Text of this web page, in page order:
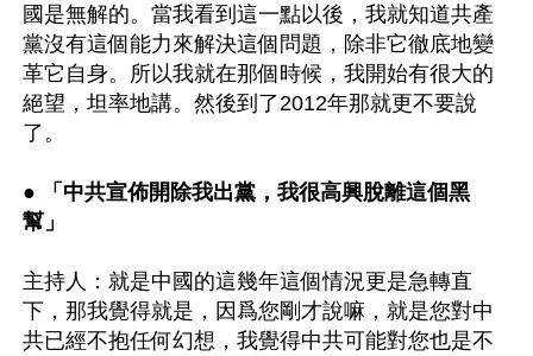
國是無解的。當我看到這一點以後，我就知道共產
黨沒有這個能力來解決這個問題，除非它徹底地變
革它自身。所以我就在那個時候，我開始有很大的
絕望，坦率地講。然後到了2012年那就更不要說
了。
● 「中共宣佈開除我出黨，我很高興脫離這個黑
幫」
主持人：就是中國的這幾年這個情況更是急轉直
下，那我覺得就是，因爲您剛才說嘛，就是您對中
共已經不抱任何幻想，我覺得中共可能對您也是不